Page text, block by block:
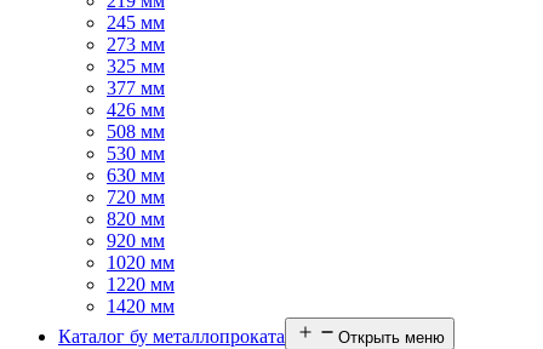
245 мм
273 мм
325 мм
377 мм
426 мм
508 мм
530 мм
630 мм
720 мм
820 мм
920 мм
1020 мм
1220 мм
1420 мм
Каталог бу металлопроката
Открыть меню